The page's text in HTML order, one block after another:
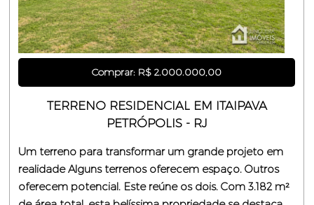
Comprar: R$ 2.000.000,00
TERRENO RESIDENCIAL EM ITAIPAVA
PETRÓPOLIS - RJ
Um terreno para transformar um grande projeto em
realidade Alguns terrenos oferecem espaço. Outros
oferecem potencial. Este reúne os dois. Com 3.182 m²